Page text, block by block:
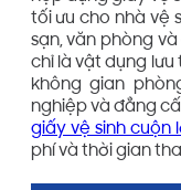
tối ưu cho nhà vệ
sạn, văn phòng
chỉ là vật dụng
không gian
nghiệp và đẳng
giấy vệ sinh cuộn
phí và thời gian